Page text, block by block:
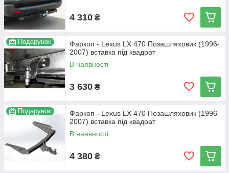
4 310 ₴
Подарунок
Фаркоп - Lexus LX 470 Позашляховик (1996-
2007) вставка під квадрат
В наявності
3 630 ₴
Подарунок
Фаркоп - Lexus LX 470 Позашляховик (1996-
2007) вставка під квадрат
В наявності
4 380 ₴